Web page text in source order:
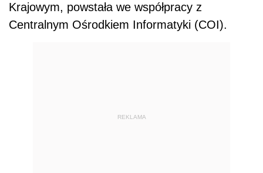
Krajowym, powstała we współpracy z
Centralnym Ośrodkiem Informatyki (COI).
REKLAMA